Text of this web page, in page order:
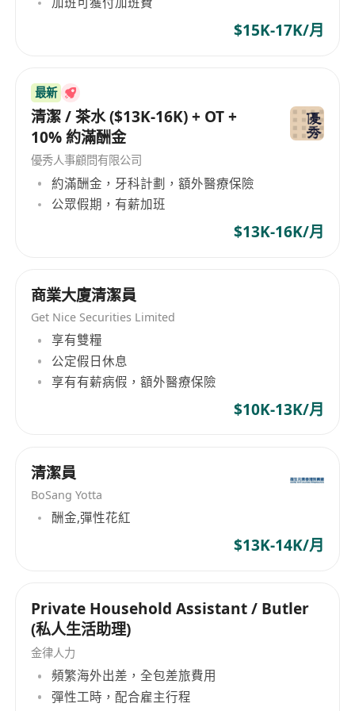
$15K-17K/月
最新
清潔 / 茶水 ($13K-16K) + OT +
10% 約滿酬金
優秀人事顧問有限公司
約滿酬金，牙科計劃，額外醫療保險
公眾假期，有薪加班
$13K-16K/月
商業大廈清潔員
Get Nice Securities Limited
享有雙糧
公定假日休息
享有有薪病假，額外醫療保險
$10K-13K/月
清潔員
BoSang Yotta
酬金,彈性花紅
$13K-14K/月
Private Household Assistant / Butler
(私人生活助理)
金律人力
頻繁海外出差，全包差旅費用
彈性工時，配合雇主行程